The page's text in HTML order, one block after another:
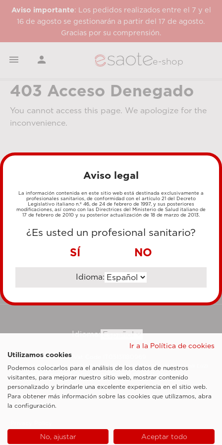
Aviso importante: Los pedidos realizados entre el 7 y el
16 de agosto se gestionarán a partir del 17 de agosto.
Gracias por su comprensión.
  e-shop
403 Acceso Denegado
You cannot access this page. We apologize for the
inconvenience.
MÉTODOS DE PAGO
TRANSFERENCIA BANCARIA
Idioma:
Esaote SpA ©2026 - Vat Code IT05131180969
Sociedad sujeta a la actividad de dirección y coordinación de Shanghai Luzi
Enterprise Management Consultancy Center (Limited Partnership)
Notas legales
Cookie Policy
Aviso legal
La información contenida en este sitio web está destinada exclusivamente a
profesionales sanitarios, de conformidad con el artículo 21 del Decreto
Legislativo italiano n.º 46, de 24 de febrero de 1997, y sus posteriores
modificaciones, así como con las Directrices del Ministerio de Salud italiano de
17 de febrero de 2010 y su posterior actualización de 18 de marzo de 2013.
¿Es usted un profesional sanitario?
SÍ NO
Idioma:
Ir a la Política de cookies
Utilizamos cookies
Podemos colocarlos para el análisis de los datos de nuestros
visitantes, para mejorar nuestro sitio web, mostrar contenido
personalizado y brindarle una excelente experiencia en el sitio web.
Para obtener más información sobre las cookies que utilizamos, abra
la configuración.
No, ajustar Aceptar todo